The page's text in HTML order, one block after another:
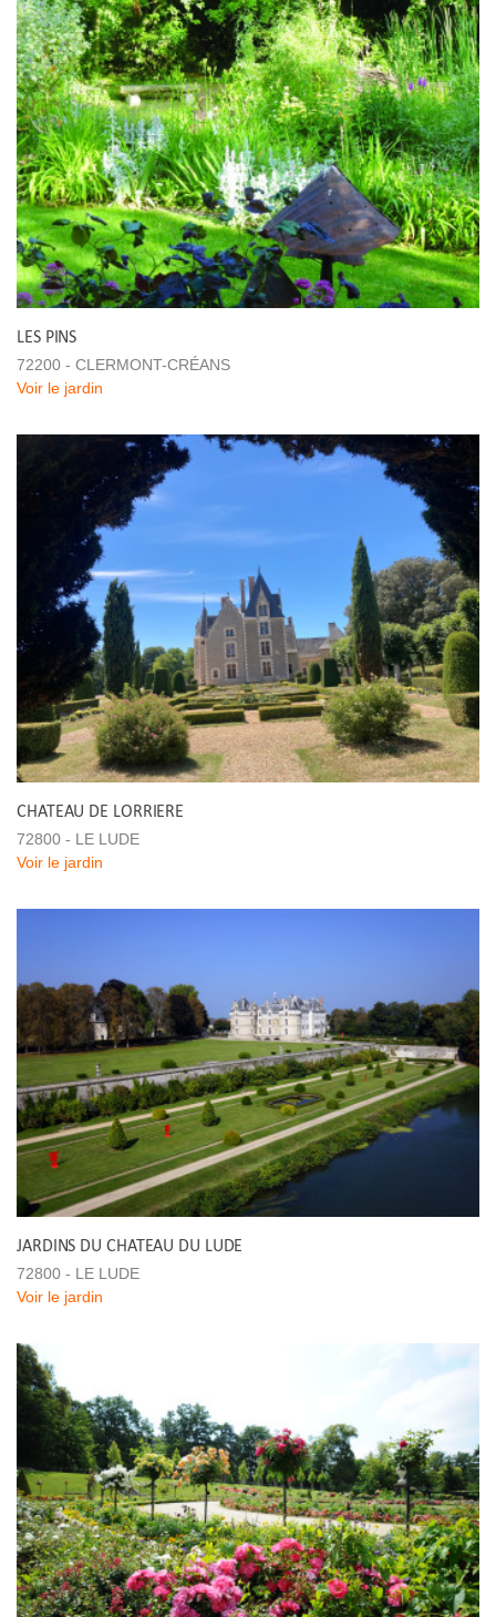
LES PINS
72200 - CLERMONT-CRÉANS
Voir le jardin
CHATEAU DE LORRIERE
72800 - LE LUDE
Voir le jardin
JARDINS DU CHATEAU DU LUDE
72800 - LE LUDE
Voir le jardin